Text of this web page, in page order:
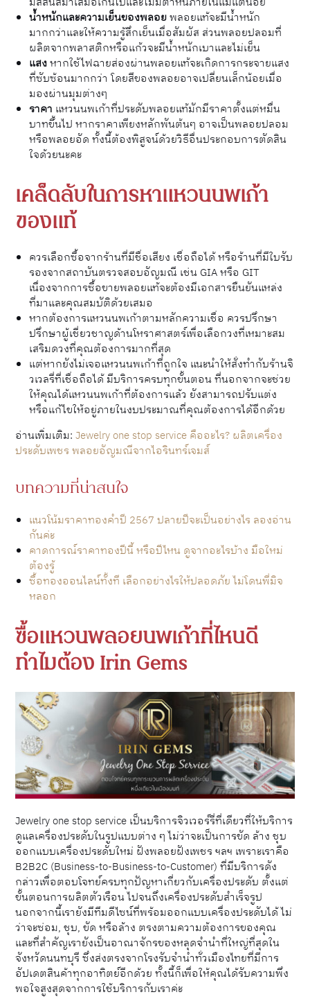
น้ำหนักและความเย็นของพลอยพลอยแท้จะมีน้ำหนัก
มากกว่าและให้ความรู้สึกเย็นเมื่อสัมผัส ส่วนพลอยปลอมที่
ผลิตจากพลาสติกหรือแก้วจะมีน้ำหนักเบาและไม่เย็น​
แสงหากใช้ไฟฉายส่องผ่านพลอยแท้จะเกิดการกระจายแสง
ที่ซับซ้อนมากกว่า โดยสีของพลอยอาจเปลี่ยนเล็กน้อยเมื่อ
มองผ่านมุมต่างๆ
ราคา แหวนนพเก้าที่ประดับพลอยแท้มักมีราคาตั้งแต่หมื่น
บาทขึ้นไป หากราคาเพียงหลักพันต้นๆ อาจเป็นพลอยปลอม
หรือพลอยอัด​ ทั้งนี้ต้องพิสูจน์ด้วยวิธีอื่นประกอบการตัดสิน
ใจด้วยนะคะ
เคล็ดลับในการหาแหวนนพเก้า
ของแท้
ควรเลือกซื้อจากร้านที่มีชื่อเสียง เชื่อถือได้ หรือร้านที่มีใบรับ
รองจากสถาบันตรวจสอบอัญมณี เช่น GIA หรือ GIT
เนื่องจากการซื้อขายพลอยแท้จะต้องมีเอกสารยืนยันแหล่ง
ที่มาและคุณสมบัติด้วยเสมอ
หากต้องการแหวนนพเก้าตามหลักความเชื่อ ควรปรึกษา
ปรึกษาผู้เชี่ยวชาญด้านโหราศาสตร์เพื่อเลือกวงที่เหมาะสม​
เสริมดวงที่คุณต้องการมากที่สุด
แต่หากยังไม่เจอแหวนนพเก้าที่ถูกใจ แนะนำให้สั่งทำกับร้านจิ
วเวลรี่ที่เชื่อถือได้ มีบริการครบทุกขั้นตอน ที่นอกจากจะช่วย
ให้คุณได้แหวนนพเก้าที่ต้องการแล้ว ยังสามารถปรับแต่ง
หรือแก้ไขให้อยู่ภายในงบประมาณที่คุณต้องการได้อีกด้วย
อ่านเพิ่มเติม: Jewelry one stop service คืออะไร? ผลิตเครื่อง
ประดับเพชร พลอยอัญมณีจากไอรินทร์เจมส์
บทความที่น่าสนใจ
แนวโน้มราคาทองคําปี 2567 ปลายปีจะเป็นอย่างไร ลองอ่าน
กันค่ะ
คาดการณ์ราคาทองปีนี้ หรือปีไหน ดูจากอะไรบ้าง มือใหม่
ต้องรู้
ซื้อทองออนไลน์ทั้งที เลือกอย่างไรให้ปลอดภัย ไม่โดนพี่มิจ
หลอก
ซื้อแหวนพลอยนพเก้าที่ไหนดี
ทำไมต้อง Irin Gems
Jewelry one stop service เป็นบริการจิวเวอร์รี่ที่เดียวที่ให้บริการ
ดูแลเครื่องประดับในรูปแบบต่าง ๆ ไม่ว่าจะเป็นการขัด ล้าง ชุบ
ออกแบบเครื่องประดับใหม่ ฝังพลอยฝังเพชร ฯลฯ เพราะเราคือ
B2B2C (Business-to-Business-to-Customer) ที่มีบริการดัง
กล่าวเพื่อตอบโจทย์ครบทุกปัญหาเกี่ยวกับเครื่องประดับ ตั้งแต่
ขั้นตอนการผลิตตัวเรือน ไปจนถึงเครื่องประดับสำเร็จรูป
นอกจากนี้เรายังมีทีมดีไซน์ที่พร้อมออกแบบเครื่องประดับได้ ไม่
ว่าจะซ่อม, ชุบ, ขัด หรือล้าง ตรงตามความต้องการของคุณ
และที่สำคัญเรายังเป็นอาณาจักรของหลุดจำนำที่ใหญ่ที่สุดใน
จังหวัดนนทบุรี ซึ่งส่งตรงจากโรงรับจำนำทั่วเมืองไทยที่มีการ
อัปเดตสินค้าทุกอาทิตย์อีกด้วย ทั้งนี้ก็เพื่อให้คุณได้รับความพึง
พอใจสูงสุดจากการใช้บริการกับเราค่ะ